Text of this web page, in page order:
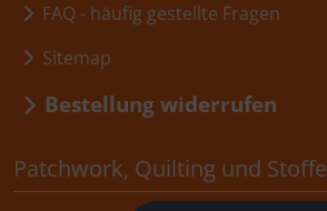
FAQ - häufig gestellte Fragen
Sitemap
Bestellung widerrufen
Patchwork, Quilting und Stoffe